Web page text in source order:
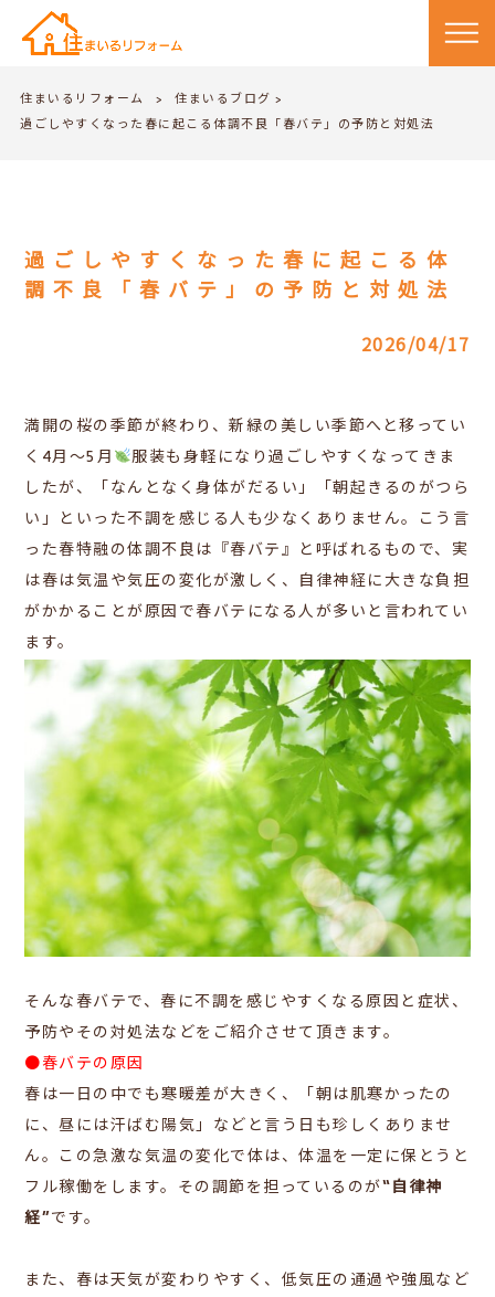
住まいるリフォーム > 住まいるブログ >
過ごしやすくなった春に起こる体調不良「春バテ」の予防と対処法
過ごしやすくなった春に起こる体
調不良「春バテ」の予防と対処法
2026/04/17
満開の桜の季節が終わり、新緑の美しい季節へと移ってい
く4月～5月
服装も身軽になり過ごしやすくなってきま
したが、
「なんとなく身体がだるい」「朝起きるのがつら
い」といった不調を感じる人も少なくありません。こう言
った春特融の体調不良は『春バテ』と呼ばれるもので、実
は春は気温や気圧の変化が激しく、自律神経に大きな負担
がかかることが原因で春バテになる人が多いと言われてい
ます。
そんな春バテで、春に不調を感じやすくなる原因と症状、
予防やその対処法などをご紹介させて頂きます。
●春バテの原因
春は一日の中でも寒暖差が大きく、「朝は肌寒かったの
に、昼には汗ばむ陽気」などと言う日も珍しくありませ
ん。この急激な気温の変化で体は、体温を一定に保とうと
フル稼働をします。その調節を担っているのが“自律神
経”です。
また、春は天気が変わりやすく、低気圧の通過や強風など